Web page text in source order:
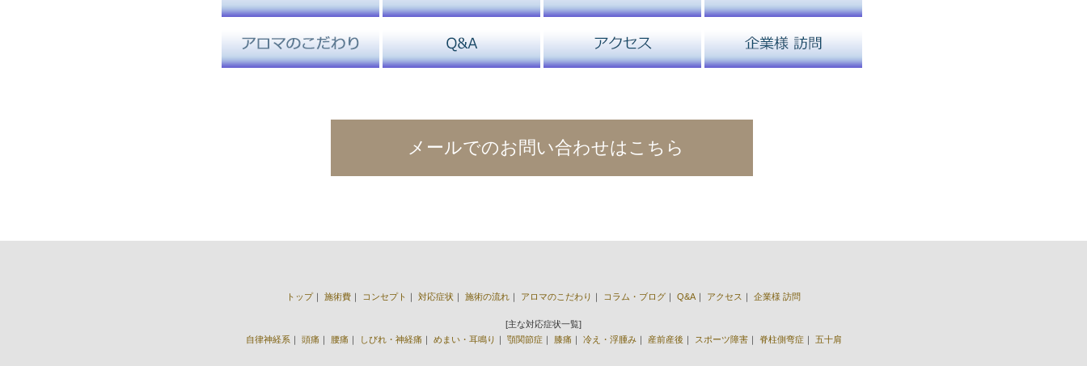
メールでのお問い合わせはこちら
トップ｜ 施術費 ｜ コンセプト ｜ 対応症状 ｜ 施術の流れ ｜ アロマのこだわり ｜ コラム・ブログ ｜ Q&A ｜ アクセス ｜ 企業様 訪問
[主な対応症状一覧]
自律神経系 ｜ 頭痛 ｜ 腰痛 ｜ しびれ・神経痛 ｜ めまい・耳鳴り ｜ 顎関節症｜ 膝痛 ｜ 冷え・浮腫み｜ 産前産後 ｜ スポーツ障害｜ 脊柱側弯症｜ 五十肩